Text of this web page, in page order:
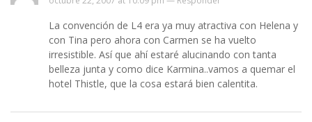
La convención de L4 era ya muy atractiva con Helena y
con Tina pero ahora con Carmen se ha vuelto
irresistible. Así que ahí estaré alucinando con tanta
belleza junta y como dice Karmina..vamos a quemar el
hotel Thistle, que la cosa estará bien calentita.